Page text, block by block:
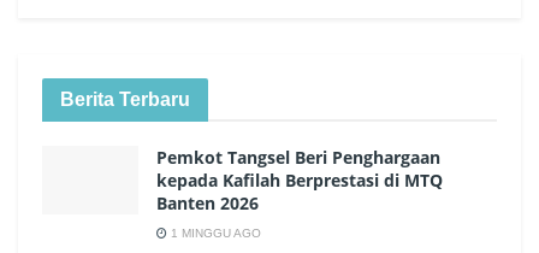
Berita Terbaru
Pemkot Tangsel Beri Penghargaan
kepada Kafilah Berprestasi di MTQ
Banten 2026
1 MINGGU AGO